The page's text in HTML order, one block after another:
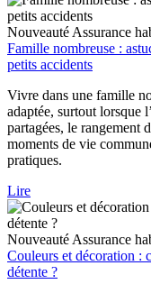
Nouveauté Assurance
Famille nombreuse :
petits accidents
Vivre dans une famille
adaptée, surtout lorsque
partagées, le rangement
moments de vie
pratiques.
Lire
Nouveauté Assurance
Couleurs et décoration :
détente ?